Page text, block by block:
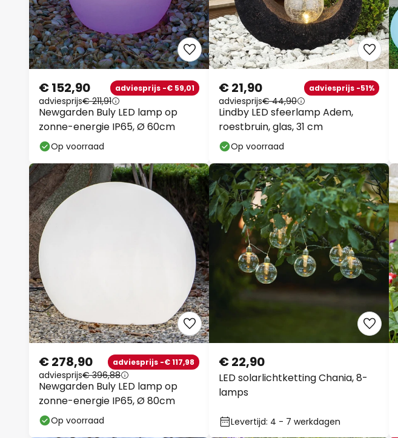
Newgarden Buly LED lamp op
zonne-energie IP65, Ø 60cm
€ 152,90 adviesprijs -€ 59,01
adviesprijs€ 211,91
Op voorraad
Lindby LED sfeerlamp Adem,
roestbruin, glas, 31 cm
€ 21,90 adviesprijs -51%
adviesprijs€ 44,90
Op voorraad
Newgarden Buly LED lamp op
zonne-energie IP65, Ø 80cm
€ 278,90 adviesprijs -€ 117,98
adviesprijs€ 396,88
Op voorraad
LED solarlichtketting Chania, 8-
lamps
€ 22,90
Levertijd: 4 - 7 werkdagen